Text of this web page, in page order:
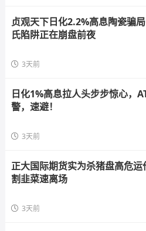
贞观天下日化2.2%高息陶瓷骗
氏陷阱正在崩盘前夜
3天前
日化1%高息拉人头步步惊心，
警，速避！
3天前
正大国际期货实为杀猪盘高危
割韭菜速离场
3天前